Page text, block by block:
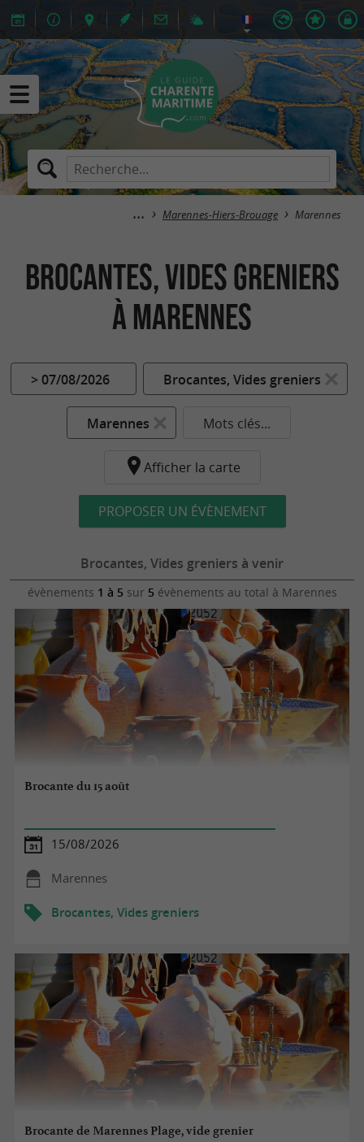
Marennes-Hiers-Brouage Marennes
Brocantes, Vides greniers
à Marennes
> 07/08/2026 Brocantes, Vides greniers
Marennes Mots clés...
Afficher la carte
PROPOSER UN ÉVÈNEMENT
Brocantes, Vides greniers à venir
évènements 1 à 5 sur 5 évènements au total à Marennes
Brocante du 15 août
15/08/2026
Marennes
Brocantes, Vides greniers
Brocante de Marennes Plage, vide grenier